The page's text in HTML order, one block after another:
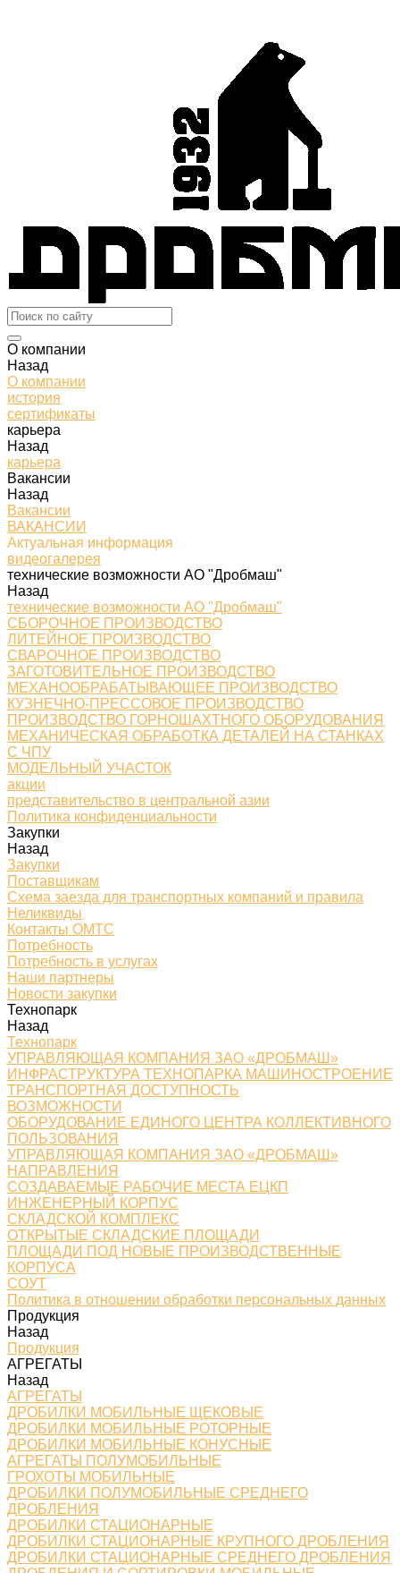
О компании
Назад
О компании
история
сертификаты
карьера
Назад
карьера
Вакансии
Назад
Вакансии
ВАКАНСИИ
Актуальная информация
видеогалерея
технические возможности АО "Дробмаш"
Назад
технические возможности АО "Дробмаш"
СБОРОЧНОЕ ПРОИЗВОДСТВО
ЛИТЕЙНОЕ ПРОИЗВОДСТВО
СВАРОЧНОЕ ПРОИЗВОДСТВО
ЗАГОТОВИТЕЛЬНОЕ ПРОИЗВОДСТВО
МЕХАНООБРАБАТЫВАЮЩЕЕ ПРОИЗВОДСТВО
КУЗНЕЧНО-ПРЕССОВОЕ ПРОИЗВОДСТВО
ПРОИЗВОДСТВО ГОРНОШАХТНОГО ОБОРУДОВАНИЯ
МЕХАНИЧЕСКАЯ ОБРАБОТКА ДЕТАЛЕЙ НА СТАНКАХ
С ЧПУ
МОДЕЛЬНЫЙ УЧАСТОК
акции
представительство в центральной азии
Политика конфиденциальности
Закупки
Назад
Закупки
Поставщикам
Схема заезда для транспортных компаний и правила
Неликвиды
Контакты ОМТС
Потребность
Потребность в услугах
Наши партнеры
Новости закупки
Технопарк
Назад
Технопарк
УПРАВЛЯЮЩАЯ КОМПАНИЯ ЗАО «ДРОБМАШ»
ИНФРАСТРУКТУРА ТЕХНОПАРКА МАШИНОСТРОЕНИЕ
ТРАНСПОРТНАЯ ДОСТУПНОСТЬ
ВОЗМОЖНОСТИ
ОБОРУДОВАНИЕ ЕДИНОГО ЦЕНТРА КОЛЛЕКТИВНОГО
ПОЛЬЗОВАНИЯ
УПРАВЛЯЮЩАЯ КОМПАНИЯ ЗАО «ДРОБМАШ»
НАПРАВЛЕНИЯ
СОЗДАВАЕМЫЕ РАБОЧИЕ МЕСТА ЕЦКП
ИНЖЕНЕРНЫЙ КОРПУС
СКЛАДСКОЙ КОМПЛЕКС
ОТКРЫТЫЕ СКЛАДСКИЕ ПЛОЩАДИ
ПЛОЩАДИ ПОД НОВЫЕ ПРОИЗВОДСТВЕННЫЕ
КОРПУСА
СОУТ
Политика в отношении обработки персональных данных
Продукция
Назад
Продукция
АГРЕГАТЫ
Назад
АГРЕГАТЫ
ДРОБИЛКИ МОБИЛЬНЫЕ ЩЕКОВЫЕ
ДРОБИЛКИ МОБИЛЬНЫЕ РОТОРНЫЕ
ДРОБИЛКИ МОБИЛЬНЫЕ КОНУСНЫЕ
АГРЕГАТЫ ПОЛУМОБИЛЬНЫЕ
ГРОХОТЫ МОБИЛЬНЫЕ
ДРОБИЛКИ ПОЛУМОБИЛЬНЫЕ СРЕДНЕГО
ДРОБЛЕНИЯ
ДРОБИЛКИ СТАЦИОНАРНЫЕ
ДРОБИЛКИ СТАЦИОНАРНЫЕ КРУПНОГО ДРОБЛЕНИЯ
ДРОБИЛКИ СТАЦИОНАРНЫЕ СРЕДНЕГО ДРОБЛЕНИЯ